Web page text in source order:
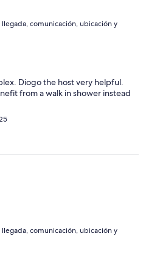
comunicación, ubicación y
Diogo the host very helpful.
from a walk in shower instead
comunicación, ubicación y